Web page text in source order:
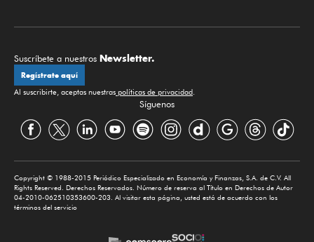
Suscríbete a nuestros Newsletter.
Regístrate aquí
Al suscribirte, aceptas nuestras políticas de privacidad.
Síguenos
Copyright © 1988-2015 Periódico Especializado en Economía y Finanzas, S.A. de C.V. All
Rights Reserved. Derechos Reservados. Número de reserva al Título en Derechos de Autor
04-2010-062510353600-203. Al visitar esta página, usted está de acuerdo con los
términos del servicio